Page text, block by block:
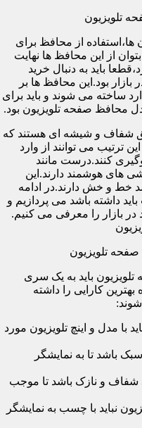
تلویزیون
از محافظ برای
از این محافظ ها نهایت
باید به دنبال خرید
بود.این محافظ ها بر
ساخته می شوند و باید برای
محافظ صفحه تلویزیون بود.
شفاف و شیشه ای هستند که
ترتیب می توانند از وارد
کنند.درست مانند
های هوشمند دارند.این
و خش دارند.در ادامه
داشته باشد می پردازیم و
بازار را معرفی می کنیم.
تلویزیون
باید به یک سری
کارایی را داشته
با مدل و اینچ تلویزیون مورد
باشد تا به نمایشگر
شفاف و نازک باشد تا موجب
نباید با چسب به نمایشگر